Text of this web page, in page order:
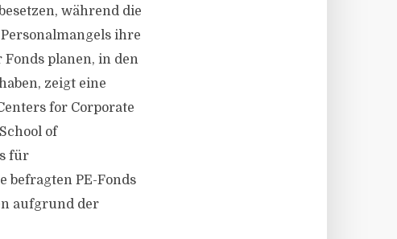
während die
ihre
planen, in den
zeigt eine
for Corporate
of
für
befragten PE-Fonds
aufgrund der